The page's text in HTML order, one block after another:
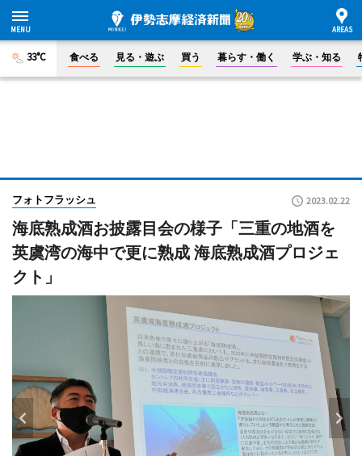
33°C 食べる 見る・遊ぶ 買う 暮らす・働く 学ぶ・知る
フォトフラッシュ 2023.02.22
海底熟成酒お披露目会の様子「三重の地酒を
英虞湾の海中で更に熟成 海底熟成酒プロジェ
クト」